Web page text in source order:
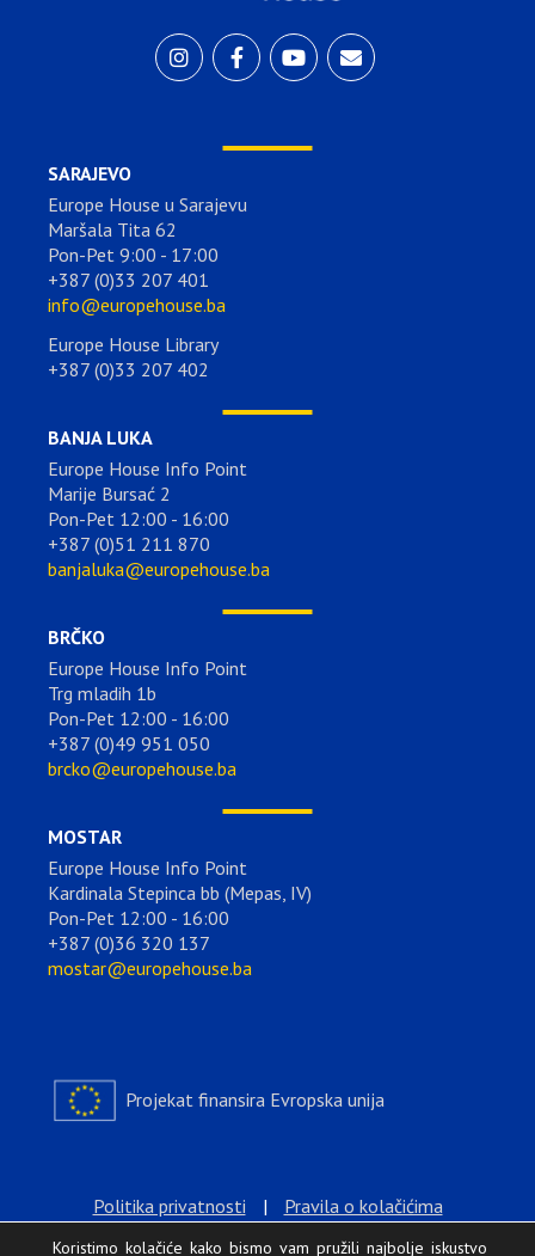
SARAJEVO
Europe House u Sarajevu
Maršala Tita 62
Pon-Pet 9:00 - 17:00
+387 (0)33 207 401
info@europehouse.ba
Europe House Library
+387 (0)33 207 402
BANJA LUKA
Europe House Info Point
Marije Bursać 2
Pon-Pet 12:00 - 16:00
+387 (0)51 211 870
banjaluka@europehouse.ba
BRČKO
Europe House Info Point
Trg mladih 1b
Pon-Pet 12:00 - 16:00
+387 (0)49 951 050
brcko@europehouse.ba
MOSTAR
Europe House Info Point
Kardinala Stepinca bb (Mepas, IV)
Pon-Pet 12:00 - 16:00
+387 (0)36 320 137
mostar@europehouse.ba
Projekat finansira Evropska unija
Politika privatnosti | Pravila o kolačićima
Koristimo kolačiće kako bismo vam pružili najbolje iskustvo